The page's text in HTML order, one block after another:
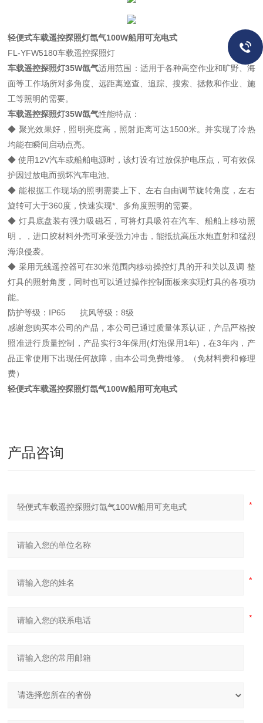
轻便式车载遥控探照灯氙气100W船用可充电式
FL-YFW5180车载遥控探照灯
车载遥控探照灯35W氙气适用范围：适用于各种高空作业和旷野、海
面等工作场所对多角度、远距离巡查、追踪、搜索、拯救和作业、施
工等照明的需要。
车载遥控探照灯35W氙气性能特点：
◆ 聚光效果好，照明亮度高，照射距离可达1500米。并实现了冷热
均能在瞬间启动点亮。
◆ 使用12V汽车或船舶电源时，该灯设有过放保护电压点，可有效保
护因过放电而损坏汽车电池。
◆ 能根据工作现场的照明需要上下、左右自由调节旋转角度，左右
旋转可大于360度，快速实现*、多角度照明的需要。
◆ 灯具底盘装有强力吸磁石，可将灯具吸符在汽车、船舶上移动照
明，，进口胶材料外壳可承受强力冲击，能抵抗高压水炮直射和猛烈
海浪侵袭。
◆ 采用无线遥控器可在30米范围内移动操控灯具的开和关以及调 整
灯具的照射角度，同时也可以通过操作控制面板来实现灯具的各项功
能。
防护等级：IP65 抗风等级：8级
感谢您购买本公司的产品，本公司已通过质量体系认证，产品严格按
照准进行质量控制，产品实行3年保用(灯泡保用1年)，在3年内，产
品正常使用下出现任何故障，由本公司免费维修。（免材料费和修理
费）
轻便式车载遥控探照灯氙气100W船用可充电式
产品咨询